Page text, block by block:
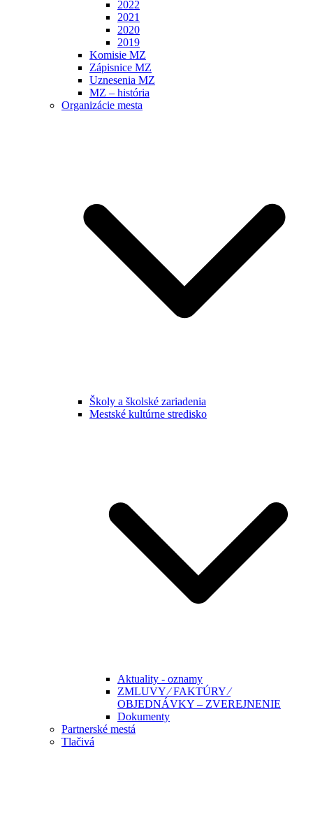
2022
2021
2020
2019
Komisie MZ
Zápisnice MZ
Uznesenia MZ
MZ – história
Organizácie mesta
Školy a školské zariadenia
Mestské kultúrne stredisko
Aktuality - oznamy
ZMLUVY ⁄ FAKTÚRY ⁄
OBJEDNÁVKY – ZVEREJNENIE
Dokumenty
Partnerské mestá
Tlačivá